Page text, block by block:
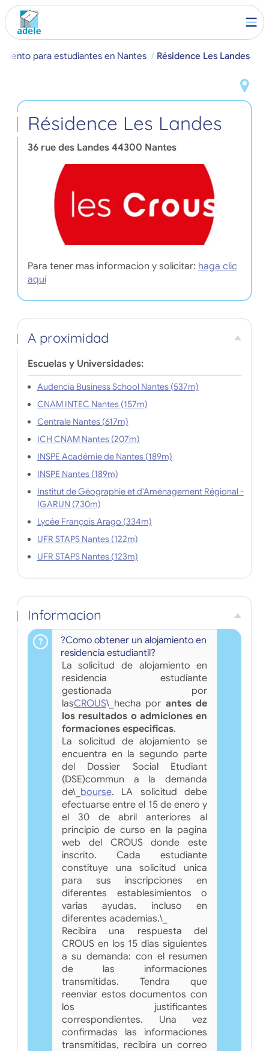
para estudiantes en Nantes Résidence Les Landes
Résidence Les Landes
36 rue des Landes 44300 Nantes
Para tener mas informacion y solicitar: haga clic
aquí
A proximidad
Escuelas y Universidades:
Audencia Business School Nantes (537m)
CNAM INTEC Nantes (157m)
Centrale Nantes (617m)
ICH CNAM Nantes (207m)
INSPE Académie de Nantes (189m)
INSPE Nantes (189m)
Institut de Géographie et d'Aménagement Régional -
IGARUN (730m)
Lycée François Arago (334m)
UFR STAPS Nantes (122m)
UFR STAPS Nantes (123m)
Informacion
?Como obtener un alojamiento en
residencia estudiantil?
La solicitud de alojamiento en
residencia estudiante
gestionada por
lasCROUS\_hecha por antes de
los resultados o admiciones en
formaciones especificas.
La solicitud de alojamiento se
encuentra en la segundo parte
del Dossier Social Etudiant
(DSE)commun a la demanda
de\_ bourse. LA solicitud debe
efectuarse entre el 15 de enero y
el 30 de abril anteriores al
principio de curso en la pagina
web del CROUS donde este
inscrito. Cada estudiante
constituye una solicitud unica
para sus inscripciones en
diferentes establesimientos o
varias ayudas, incluso en
diferentes academias.\_
Recibira una respuesta del
CROUS en los 15 dias siguientes
a su demanda: con el resumen
de las informaciones
transmitidas. Tendra que
reenviar estos documentos con
los justificantes
correspondientes. Una vez
confirmadas las informaciones
transmitidas, recibira un correo